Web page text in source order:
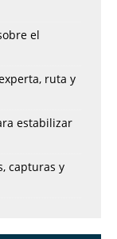
el
ruta y
estabilizar
capturas y